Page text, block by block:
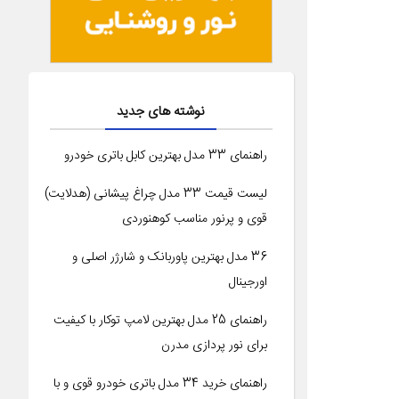
نوشته های جدید
راهنمای 33 مدل بهترین کابل باتری خودرو
لیست قیمت 33 مدل چراغ پیشانی (هدلایت)
قوی و پرنور مناسب کوهنوردی
36 مدل بهترین پاوربانک و شارژر اصلی و
اورجینال
راهنمای 25 مدل بهترین لامپ توکار با کیفیت
برای نور پردازی مدرن
راهنمای خرید 34 مدل باتری خودرو قوی و با